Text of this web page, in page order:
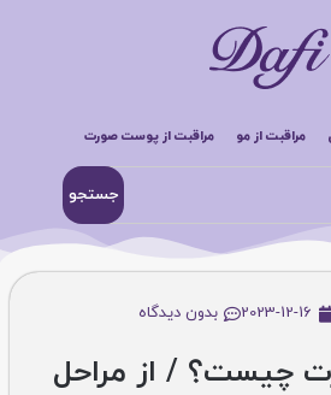
مراقبت از مو مراقبت از پوست صورت
جستجو
2023-12-16 بدون دیدگاه
چیست؟ / از مراحل